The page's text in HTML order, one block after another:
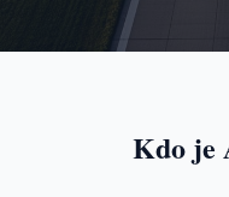
Kdo je